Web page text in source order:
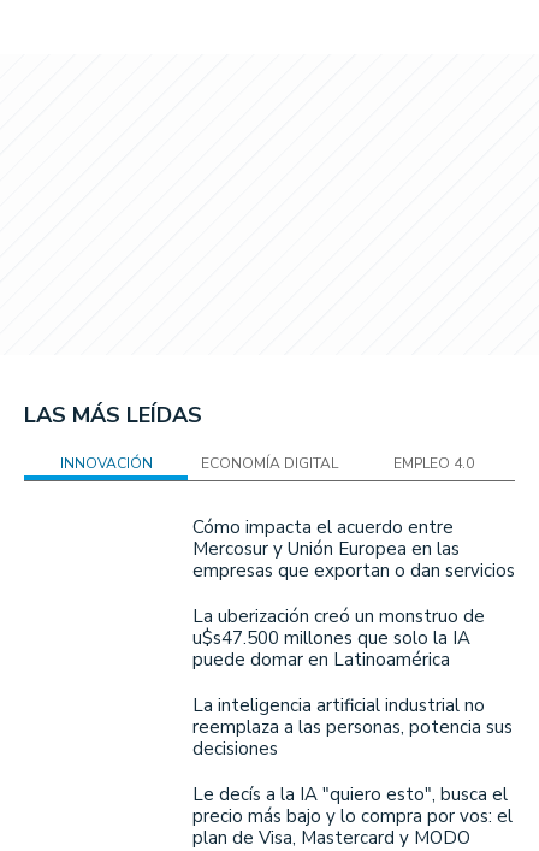
LAS MÁS LEÍDAS
INNOVACIÓN ECONOMÍA DIGITAL EMPLEO 4.0
Cómo impacta el acuerdo entre
Mercosur y Unión Europea en las
empresas que exportan o dan servicios
La uberización creó un monstruo de
u$s47.500 millones que solo la IA
puede domar en Latinoamérica
La inteligencia artificial industrial no
reemplaza a las personas, potencia sus
decisiones
Le decís a la IA "quiero esto", busca el
precio más bajo y lo compra por vos: el
plan de Visa, Mastercard y MODO